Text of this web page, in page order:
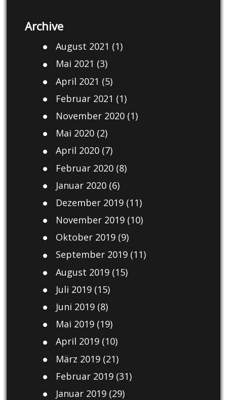
Archive
August 2021 (1)
Mai 2021 (3)
April 2021 (5)
Februar 2021 (1)
November 2020(1)
Mai 2020(2)
April 2020(7)
Februar 2020(8)
Januar 2020(6)
Dezember 2019(11)
November 2019(10)
Oktober 2019(9)
September 2019(11)
August 2019(15)
Juli 2019(15)
Juni 2019(8)
Mai 2019(19)
April 2019(10)
März 2019(21)
Februar 2019(31)
Januar 2019(29)